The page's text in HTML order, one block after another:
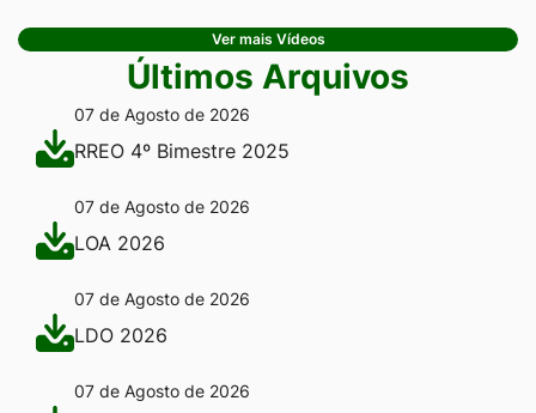
Ver mais Vídeos
Últimos Arquivos
07 de Agosto de 2026
RREO 4º Bimestre 2025
07 de Agosto de 2026
LOA 2026
07 de Agosto de 2026
LDO 2026
07 de Agosto de 2026